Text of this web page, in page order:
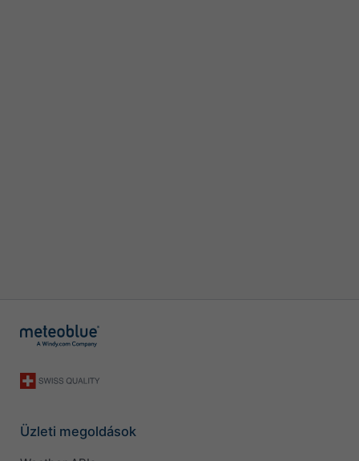
Üzleti megoldások